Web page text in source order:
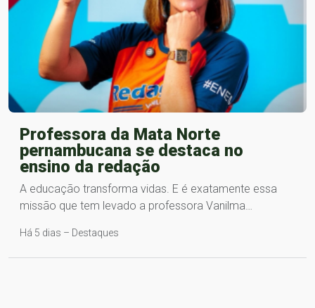
Professora da Mata Norte
pernambucana se destaca no
ensino da redação
A educação transforma vidas. E é exatamente essa
missão que tem levado a professora Vanilma…
Há 5 dias – Destaques